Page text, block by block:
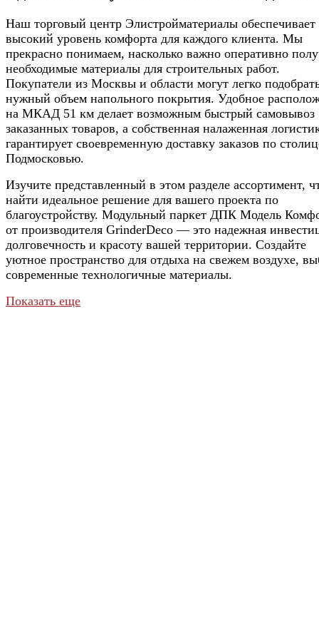
Наш торговый центр Элистройматериалы обеспечивает
высокий уровень комфорта для каждого клиента. Мы
прекрасно понимаем, насколько важно оперативно
необходимые материалы для строительных работ.
Покупатели из Москвы и области могут легко
нужный объем напольного покрытия. Удобное
на МКАД 51 км делает возможным быстрый самовывоз
заказанных товаров, а собственная налаженная
гарантирует своевременную доставку заказов по
Подмосковью.
Изучите представленный в этом разделе ассортимент,
найти идеальное решение для вашего проекта по
благоустройству. Модульный паркет ДПК Модель
от производителя GrinderDeco — это надежная
долговечность и красоту вашей территории. Создайте
уютное пространство для отдыха на свежем воздухе,
современные технологичные материалы.
Показать еще